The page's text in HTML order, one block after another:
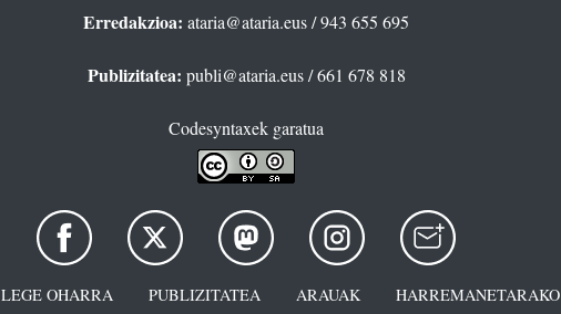
Erredakzioa: ataria@ataria.eus/ 943 655 695
Publizitatea: publi@ataria.eus/ 661 678 818
Codesyntaxek garatua
LEGE OHARRA PUBLIZITATEA ARAUAK HARREMANETARAKO